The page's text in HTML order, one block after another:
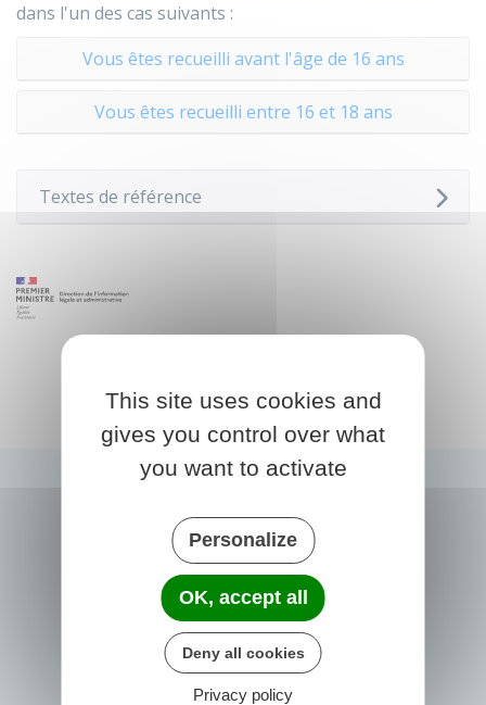
dans l'un des cas suivants :
Vous êtes recueilli avant l'âge de 16 ans
Vous êtes recueilli entre 16 et 18 ans
Textes de référence
PRIGONRIEUX
This site uses cookies and
gives you control over what
you want to activate
Personalize
OK, accept all
Deny all cookies
Privacy policy